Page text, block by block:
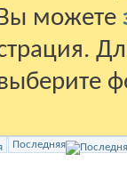
можете
Последняя